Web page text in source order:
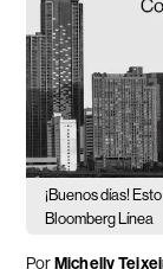
¡Buenos días!
Bloomberg Línea
PorMichelly